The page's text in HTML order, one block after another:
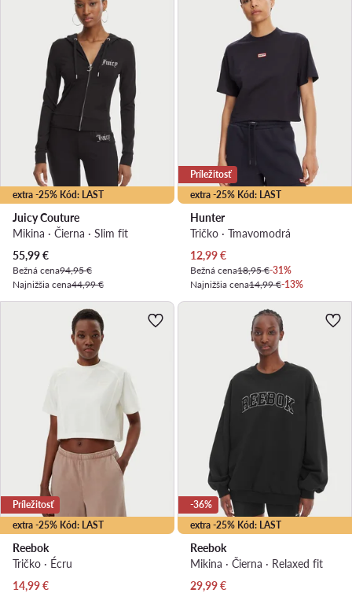
extra -25% Kód: LAST
Juicy Couture
Mikina · Čierna · Slim fit
Aktuálna cena
55,99€
Bežná cena94,95 €
Najnižšia cena44,99 €
extra -25% Kód: LAST
Príležitosť
Hunter
Tričko · Tmavomodrá
Aktuálna cena
12,99€
Bežná cena18,95 €-31%
Najnižšia cena14,99 €-13%
extra -25% Kód: LAST
Príležitosť
Reebok
Tričko · Écru
Aktuálna cena
14,99€
extra -25% Kód: LAST
-36%
Reebok
Mikina · Čierna · Relaxed fit
Aktuálna cena
29,99€